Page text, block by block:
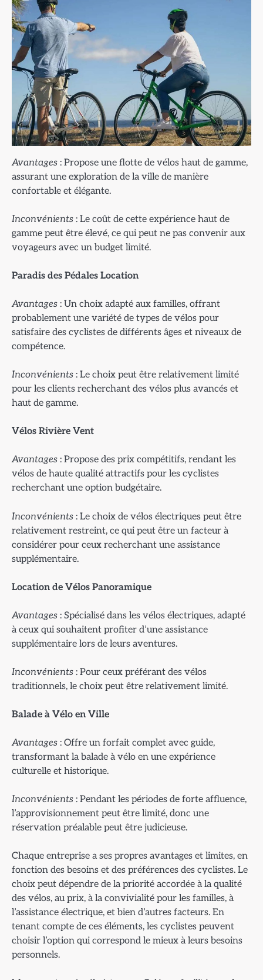
Avantages : Propose une flotte de vélos haut de gamme,
assurant une exploration de la ville de manière
confortable et élégante.
Inconvénients : Le coût de cette expérience haut de
gamme peut être élevé, ce qui peut ne pas convenir aux
voyageurs avec un budget limité.
Paradis des Pédales Location
Avantages : Un choix adapté aux familles, offrant
probablement une variété de types de vélos pour
satisfaire des cyclistes de différents âges et niveaux de
compétence.
Inconvénients : Le choix peut être relativement limité
pour les clients recherchant des vélos plus avancés et
haut de gamme.
Vélos Rivière Vent
Avantages : Propose des prix compétitifs, rendant les
vélos de haute qualité attractifs pour les cyclistes
recherchant une option budgétaire.
Inconvénients : Le choix de vélos électriques peut être
relativement restreint, ce qui peut être un facteur à
considérer pour ceux recherchant une assistance
supplémentaire.
Location de Vélos Panoramique
Avantages : Spécialisé dans les vélos électriques, adapté
à ceux qui souhaitent profiter d’une assistance
supplémentaire lors de leurs aventures.
Inconvénients : Pour ceux préférant des vélos
traditionnels, le choix peut être relativement limité.
Balade à Vélo en Ville
Avantages : Offre un forfait complet avec guide,
transformant la balade à vélo en une expérience
culturelle et historique.
Inconvénients : Pendant les périodes de forte affluence,
l’approvisionnement peut être limité, donc une
réservation préalable peut être judicieuse.
Chaque entreprise a ses propres avantages et limites, en
fonction des besoins et des préférences des cyclistes. Le
choix peut dépendre de la priorité accordée à la qualité
des vélos, au prix, à la convivialité pour les familles, à
l’assistance électrique, et bien d’autres facteurs. En
tenant compte de ces éléments, les cyclistes peuvent
choisir l’option qui correspond le mieux à leurs besoins
personnels.